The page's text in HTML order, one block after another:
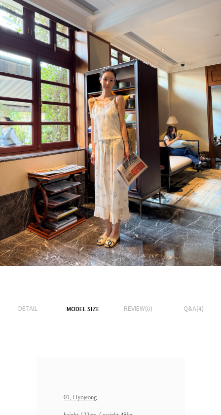
DETAIL MODEL SIZE REVIEW(0) Q&A(4)